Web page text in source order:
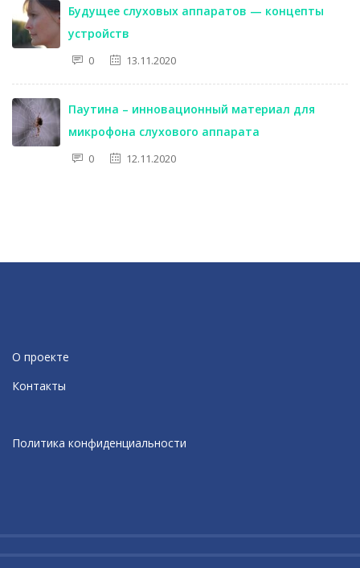
Будущее слуховых аппаратов — концепты
устройств
0 13.11.2020
Паутина – инновационный материал для
микрофона слухового аппарата
0 12.11.2020
О проекте
Контакты
Политика конфиденциальности